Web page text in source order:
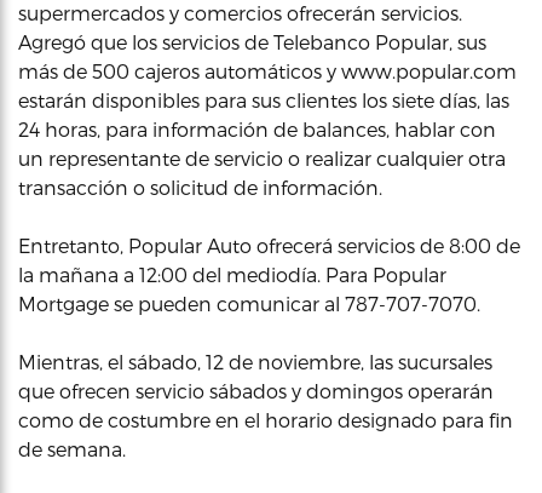
supermercados y comercios ofrecerán servicios.
Agregó que los servicios de Telebanco Popular, sus
más de 500 cajeros automáticos y www.popular.com
estarán disponibles para sus clientes los siete días, las
24 horas, para información de balances, hablar con
un representante de servicio o realizar cualquier otra
transacción o solicitud de información.
Entretanto, Popular Auto ofrecerá servicios de 8:00 de
la mañana a 12:00 del mediodía. Para Popular
Mortgage se pueden comunicar al 787-707-7070.
Mientras, el sábado, 12 de noviembre, las sucursales
que ofrecen servicio sábados y domingos operarán
como de costumbre en el horario designado para fin
de semana.